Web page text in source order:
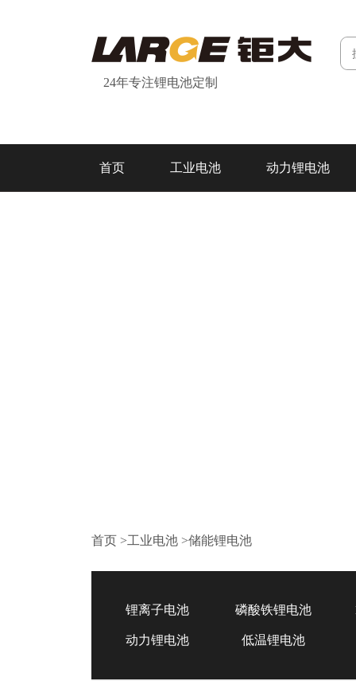
24年专注锂电池定制
首页 工业电池 动力锂电池
首页 >工业电池 >储能锂电池
锂离子电池 磷酸铁锂电池
动力锂电池 低温锂电池